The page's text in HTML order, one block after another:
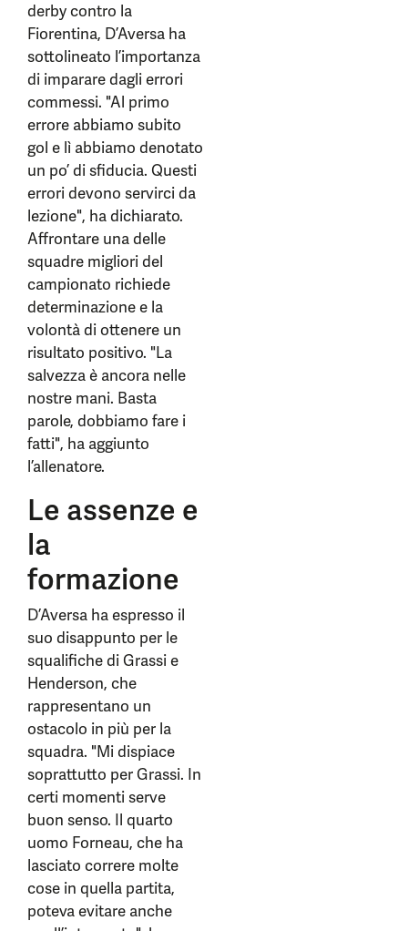
derby contro la
Fiorentina, D’Aversa ha
sottolineato l’importanza
di imparare dagli errori
commessi. "Al primo
errore abbiamo subito
gol e lì abbiamo denotato
un po’ di sfiducia. Questi
errori devono servirci da
lezione", ha dichiarato.
Affrontare una delle
squadre migliori del
campionato richiede
determinazione e la
volontà di ottenere un
risultato positivo. "La
salvezza è ancora nelle
nostre mani. Basta
parole, dobbiamo fare i
fatti", ha aggiunto
l’allenatore.
Le assenze e
la
formazione
D’Aversa ha espresso il
suo disappunto per le
squalifiche di Grassi e
Henderson, che
rappresentano un
ostacolo in più per la
squadra. "Mi dispiace
soprattutto per Grassi. In
certi momenti serve
buon senso. Il quarto
uomo Forneau, che ha
lasciato correre molte
cose in quella partita,
poteva evitare anche